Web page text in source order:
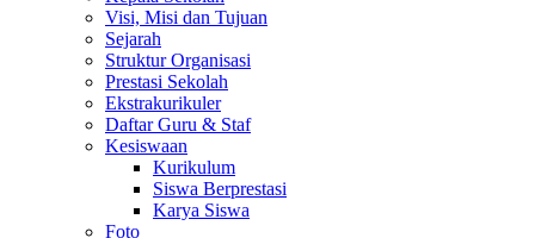
Visi, Misi dan Tujuan
Sejarah
Struktur Organisasi
Prestasi Sekolah
Ekstrakurikuler
Daftar Guru & Staf
Kesiswaan
Kurikulum
Siswa Berprestasi
Karya Siswa
Foto